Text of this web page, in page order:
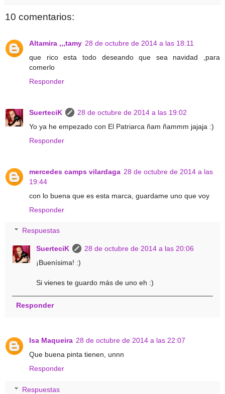
10 comentarios:
Altamira ,,,tamy 28 de octubre de 2014 a las 18:11
que rico esta todo deseando que sea navidad ,para
comerlo
Responder
SuerteciK
28 de octubre de 2014 a las 19:02
Yo ya he empezado con El Patriarca ñam ñammm jajaja :)
Responder
mercedes camps vilardaga 28 de octubre de 2014 a las
19:44
con lo buena que es esta marca, guardame uno que voy
Responder
Respuestas
SuerteciK
28 de octubre de 2014 a las 20:06
¡Buenísima! :)
Si vienes te guardo más de uno eh :)
Responder
Isa Maqueira 28 de octubre de 2014 a las 22:07
Que buena pinta tienen, unnn
Responder
Respuestas